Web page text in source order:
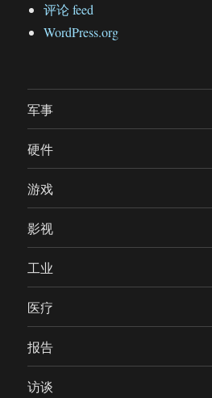
评论 feed
WordPress.org
军事
硬件
游戏
影视
工业
医疗
报告
访谈